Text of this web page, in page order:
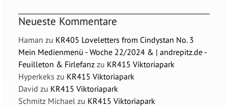
Neueste Kommentare
Haman zu KR405 Loveletters from Cindystan No. 3
Mein Medienmenü - Woche 22/2024 & | andrepitz.de -
Feuilleton & Firlefanz zu KR415 Viktoriapark
Hyperkeks zu KR415 Viktoriapark
David zu KR415 Viktoriapark
Schmitz Michael zu KR415 Viktoriapark